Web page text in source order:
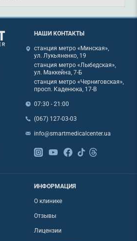
НАШИ КОНТАКТЫ
станция метро «Минская»,
ул. Лукьяненко, 19
станция метро «Лыбедская»,
ул. Маккейна, 7-Б
станция метро «Черниговская»,
просп. Каденюка, 17-В
07:30 - 21:00
(067) 127-03-03
info@smartmedicalcenter.ua
ИНФОРМАЦИЯ
О клинике
Отзывы
Лицензии